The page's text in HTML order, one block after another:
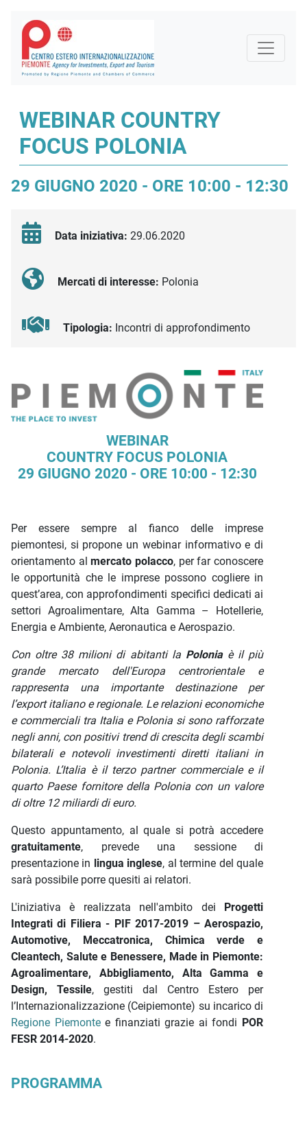
WEBINAR COUNTRY
FOCUS POLONIA
29 GIUGNO 2020 - ORE 10:00 - 12:30
Data iniziativa: 29.06.2020
Mercati di interesse: Polonia
Tipologia: Incontri di approfondimento
Descrizione iniziativa
WEBINAR
COUNTRY FOCUS POLONIA
29 GIUGNO 2020 - ORE 10:00 - 12:30
Per essere sempre al fianco delle imprese
piemontesi, si propone un webinar informativo e di
orientamento almercato polacco, per far conoscere
le opportunità che le imprese possono cogliere in
quest’area, con approfondimenti specifici dedicati ai
settori Agroalimentare, Alta Gamma – Hotellerie,
Energia e Ambiente, Aeronautica e Aerospazio.
Con oltre 38 milioni di abitanti la Poloniaè il più
grande mercato dell'Europa centrorientale e
rappresenta una importante destinazione per
l’export italiano e regionale. Le relazioni economiche
e commerciali tra Italia e Polonia si sono rafforzate
negli anni, con positivi trend di crescita degli scambi
bilaterali e notevoli investimenti diretti italiani in
Polonia. L’Italia è il terzo partner commerciale e il
quarto Paese fornitore della Polonia con un valore
di oltre 12 miliardi di euro.
Questo appuntamento, al quale si potrà accedere
gratuitamente, prevede una sessione di
presentazione in lingua inglese, al termine del quale
sarà possibile porre quesiti ai relatori.
L'iniziativa è realizzata nell'ambito dei
Progetti
Integrati di Filiera - PIF 2017-2019 – Aerospazio,
Automotive, Meccatronica, Chimica verde e
Cleantech, Salute e Benessere, Made in Piemonte:
Agroalimentare, Abbigliamento, Alta Gamma e
Design, Tessile, gestiti dal Centro Estero per
l’Internazionalizzazione (Ceipiemonte) su incarico di
Regione Piemontee finanziati grazie ai fondi POR
FESR 2014-2020.
PROGRAMMA